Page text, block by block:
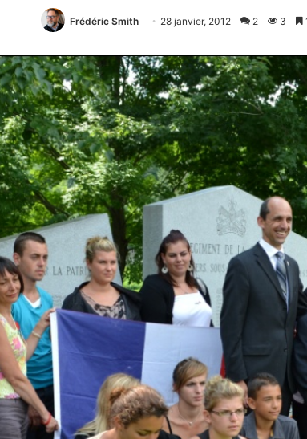
Frédéric Smith 28 janvier, 2012 2 3